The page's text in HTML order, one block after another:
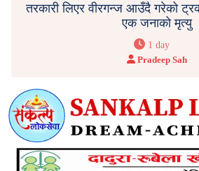
तरकारी लिएर वीरगन्ज आउँदै गरेको
एक जनाको मृत्यु
1 day
Pradeep Sah